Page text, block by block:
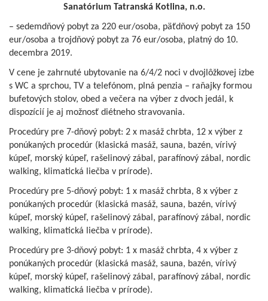
Sanatórium Tatranská Kotlina, n.o.
– sedemdňový pobyt za 220 eur/osoba, päťdňový pobyt za 150
eur/osoba a trojdňový pobyt za 76 eur/osoba, platný do 10.
decembra 2019.
V cene je zahrnuté ubytovanie na 6/4/2 noci v dvojlôžkovej izbe
s WC a sprchou, TV a telefónom, plná penzia – raňajky formou
bufetových stolov, obed a večera na výber z dvoch jedál, k
dispozícií je aj možnosť diétneho stravovania.
Procedúry pre 7-dňový pobyt: 2 x masáž chrbta, 12 x výber z
ponúkaných procedúr (klasická masáž, sauna, bazén, vírivý
kúpeľ, morský kúpeľ, rašelinový zábal, parafínový zábal, nordic
walking, klimatická liečba v prírode).
Procedúry pre 5-dňový pobyt: 1 x masáž chrbta, 8 x výber z
ponúkaných procedúr (klasická masáž, sauna, bazén, vírivý
kúpeľ, morský kúpeľ, rašelinový zábal, parafínový zábal, nordic
walking, klimatická liečba v prírode).
Procedúry pre 3-dňový pobyt: 1 x masáž chrbta, 4 x výber z
ponúkaných procedúr (klasická masáž, sauna, bazén, vírivý
kúpeľ, morský kúpeľ, rašelinový zábal, parafínový zábal, nordic
walking, klimatická liečba v prírode).